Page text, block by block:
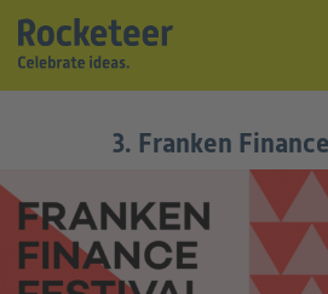
Top of the Rock
Events
Magazin
3. Franken